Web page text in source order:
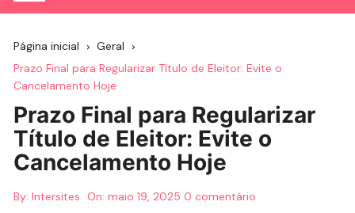
Página inicial
Geral
Prazo Final para Regularizar Título de Eleitor: Evite o
Cancelamento Hoje
Prazo Final para Regularizar
Título de Eleitor: Evite o
Cancelamento Hoje
By: Intersites On:maio 19, 2025 0 comentário